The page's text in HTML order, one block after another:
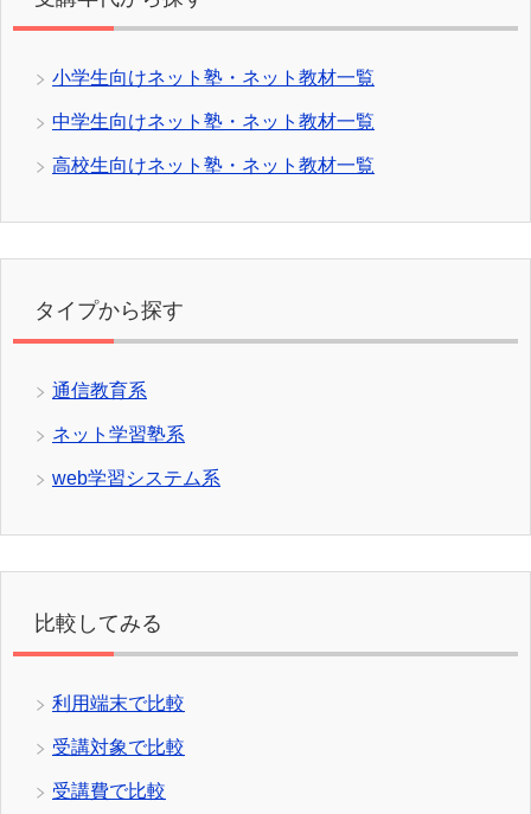
小学生向けネット塾・ネット教材一覧
中学生向けネット塾・ネット教材一覧
高校生向けネット塾・ネット教材一覧
タイプから探す
通信教育系
ネット学習塾系
web学習システム系
比較してみる
利用端末で比較
受講対象で比較
受講費で比較